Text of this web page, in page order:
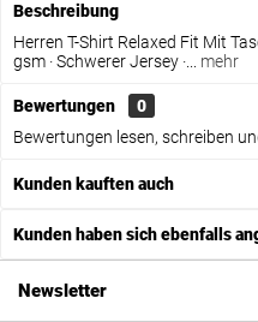
Beschreibung
Herren T-Shirt Relaxed Fit Mit
gsm · Schwerer Jersey ·...
mehr
Bewertungen
0
Bewertungen lesen, schreiben
Kunden kauften auch
Kunden haben sich ebenfalls
Newsletter